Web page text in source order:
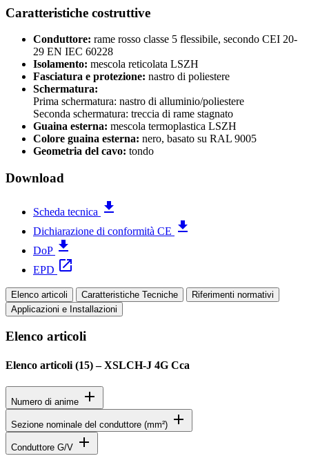
Caratteristiche costruttive
Conduttore: rame rosso classe 5 flessibile, secondo CEI 20-
29 EN IEC 60228
Isolamento: mescola reticolata LSZH
Fasciatura e protezione: nastro di poliestere
Schermatura:
Prima schermatura: nastro di alluminio/poliestere
Seconda schermatura: treccia di rame stagnato
Guaina esterna: mescola termoplastica LSZH
Colore guaina esterna: nero, basato su RAL 9005
Geometria del cavo: tondo
Download
Scheda tecnica file_download
Dichiarazione di conformità CE file_download
DoP file_download
EPD open_in_new
Elenco articoli Caratteristiche Tecniche
Riferimenti normativi
Applicazioni e Installazioni
Elenco articoli
Elenco articoli (15)–XSLCH-J 4G Cca
Numero di anime add
Sezione nominale del conduttore (mm²) add
Conduttore G/V add